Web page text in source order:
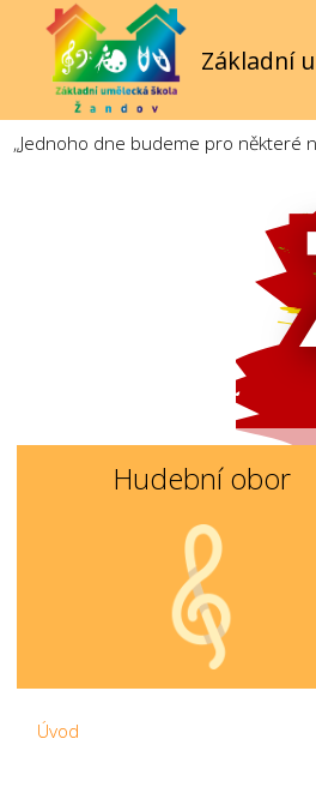
Základní
„Jednoho dne budeme pro některé
Hudební obor
Úvod